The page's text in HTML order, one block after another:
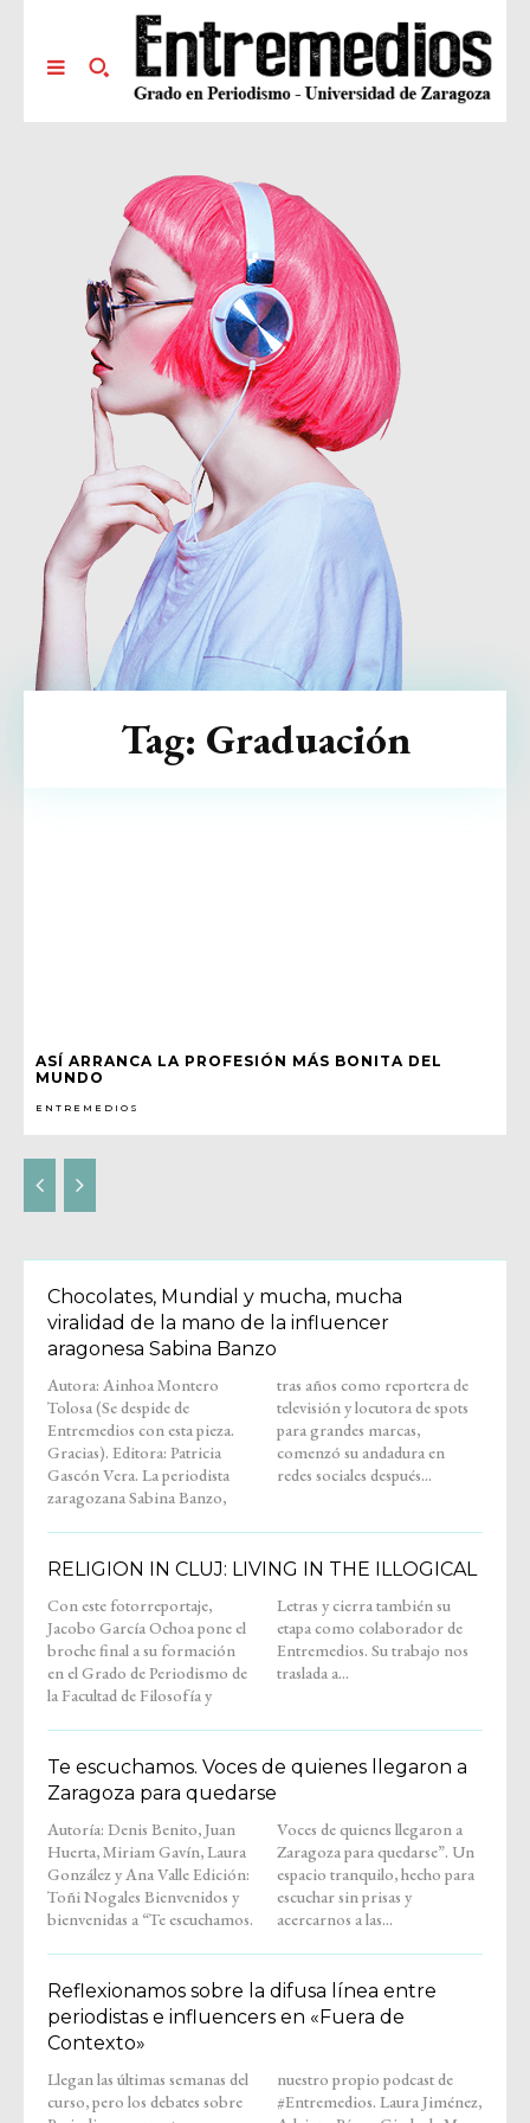
ASÍ ARRANCA LA PROFESIÓN MÁS BONITA DEL
MUNDO
ENTREMEDIOS
Tag: Graduación
Chocolates, Mundial y mucha, mucha
viralidad de la mano de la influencer
aragonesa Sabina Banzo
Autora: Ainhoa Montero
Tolosa (Se despide de
Entremedios con esta pieza.
Gracias). Editora: Patricia
Gascón Vera. La periodista
zaragozana Sabina Banzo,
tras años como reportera de
televisión y locutora de spots
para grandes marcas,
comenzó su andadura en
redes sociales después...
RELIGION IN CLUJ: LIVING IN THE ILLOGICAL
Con este fotorreportaje,
Jacobo García Ochoa pone el
broche final a su formación
en el Grado de Periodismo de
la Facultad de Filosofía y
Letras y cierra también su
etapa como colaborador de
Entremedios. Su trabajo nos
traslada a...
Te escuchamos. Voces de quienes llegaron a
Zaragoza para quedarse
Autoría: Denis Benito, Juan
Huerta, Miriam Gavín, Laura
González y Ana Valle Edición:
Toñi Nogales Bienvenidos y
bienvenidas a “Te escuchamos.
Voces de quienes llegaron a
Zaragoza para quedarse”. Un
espacio tranquilo, hecho para
escuchar sin prisas y
acercarnos a las...
Reflexionamos sobre la difusa línea entre
periodistas e influencers en «Fuera de
Contexto»
Llegan las últimas semanas del
curso, pero los debates sobre
nuestro propio podcast de
#Entremedios. Laura Jiménez,